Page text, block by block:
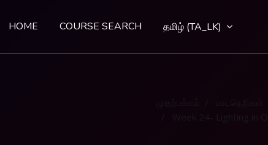
HOME COURSE SEARCH தமிழ் ‎(TA_LK)‎